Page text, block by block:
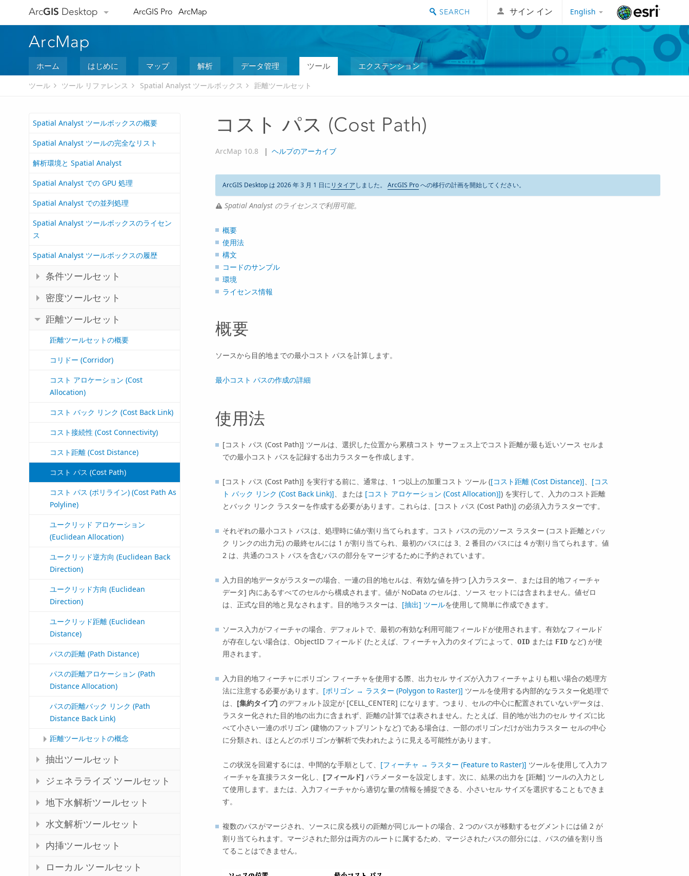
ArcGIS Desktop ArcGIS Pro ArcMap English
サイン イン
ArcMap
ホーム はじめに マップ 解析 データ管理 ツール エクステンション
ツール ツール リファレンス Spatial Analyst ツールボックス 距離ツールセット
Spatial Analyst ツールボックスの概要
Spatial Analyst ツールの完全なリスト
解析環境と Spatial Analyst
Spatial Analyst での GPU 処理
Spatial Analyst での並列処理
Spatial Analyst ツールボックスのライセン
ス
Spatial Analyst ツールボックスの履歴
条件ツールセット
密度ツールセット
距離ツールセット
距離ツールセットの概要
コリドー (Corridor)
コスト アロケーション (Cost
Allocation)
コスト バック リンク (Cost Back Link)
コスト接続性 (Cost Connectivity)
コスト距離 (Cost Distance)
コスト パス (Cost Path)
コスト パス (ポリライン) (Cost Path As
Polyline)
ユークリッド アロケーション
(Euclidean Allocation)
ユークリッド逆方向 (Euclidean Back
Direction)
ユークリッド方向 (Euclidean
Direction)
ユークリッド距離 (Euclidean
Distance)
パスの距離 (Path Distance)
パスの距離アロケーション (Path
Distance Allocation)
パスの距離バック リンク (Path
Distance Back Link)
距離ツールセットの概念
抽出ツールセット
ジェネラライズ ツールセット
地下水解析ツールセット
水文解析ツールセット
内挿ツールセット
ローカル ツールセット
コスト パス (Cost Path)
ArcMap 10.8 | ヘルプのアーカイブ
ArcGIS Desktop は 2026 年 3 月 1 日にリタイアしました。 ArcGIS Proへの移行の計画を開始してください。
Spatial Analyst のライセンスで利用可能。
概要
使用法
構文
コードのサンプル
環境
ライセンス情報
概要
ソースから目的地までの最小コスト パスを計算します。
最小コスト パスの作成の詳細
使用法
[コスト パス (Cost Path)] ツールは、選択した位置から累積コスト サーフェス上でコスト距離が最も近いソース セルま
での最小コスト パスを記録する出力ラスターを作成します。
[コスト パス (Cost Path)] を実行する前に、通常は、1 つ以上の加重コスト ツール ([コスト距離 (Cost Distance)]、 [コス
ト バック リンク (Cost Back Link)]、または [コスト アロケーション (Cost Allocation)]) を実行して、入力のコスト距離
とバック リンク ラスターを作成する必要があります。これらは、 [コスト パス (Cost Path)] の必須入力ラスターです。
それぞれの最小コスト パスは、処理時に値が割り当てられます。コスト パスの元のソース ラスター (コスト距離とバッ
ク リンクの出力元) の最終セルには 1 が割り当てられ、最初のパスには 3、2 番目のパスには 4 が割り当てられます。値
2 は、共通のコスト パスを含むパスの部分をマージするために予約されています。
入力目的地データがラスターの場合、一連の目的地セルは、有効な値を持つ [入力ラスター、または目的地フィーチャ
データ] 内にあるすべてのセルから構成されます。値が NoData のセルは、ソース セットには含まれません。値ゼロ
は、正式な目的地と見なされます。目的地ラスターは、 [抽出] ツールを使用して簡単に作成できます。
ソース入力がフィーチャの場合、デフォルトで、最初の有効な利用可能フィールドが使用されます。有効なフィールド
が存在しない場合は、ObjectID フィールド (たとえば、フィーチャ入力のタイプによって、 OID または FID など) が使
用されます。
入力目的地フィーチャにポリゴン フィーチャを使用する際、出力セル サイズが入力フィーチャよりも粗い場合の処理方
法に注意する必要があります。 [ポリゴン → ラスター (Polygon to Raster)] ツールを使用する内部的なラスター化処理で
は、 [集約タイプ] のデフォルト設定が [CELL_CENTER] になります。つまり、セルの中心に配置されていないデータは、
ラスター化された目的地の出力に含まれず、距離の計算では表されません。たとえば、目的地が出力のセル サイズに比
べて小さい一連のポリゴン (建物のフットプリントなど) である場合は、一部のポリゴンだけが出力ラスター セルの中心
に分類され、ほとんどのポリゴンが解析で失われたように見える可能性があります。
この状況を回避するには、中間的な手順として、 [フィーチャ → ラスター (Feature to Raster)] ツールを使用して入力フ
ィーチャを直接ラスター化し、 [フィールド] パラメーターを設定します。次に、結果の出力を [距離] ツールの入力とし
て使用します。または、入力フィーチャから適切な量の情報を捕捉できる、小さいセル サイズを選択することもできま
す。
複数のパスがマージされ、ソースに戻る残りの距離が同じルートの場合、2 つのパスが移動するセグメントには値 2 が
割り当てられます。マージされた部分は両方のルートに属するため、マージされたパスの部分には、パスの値を割り当
てることはできません。